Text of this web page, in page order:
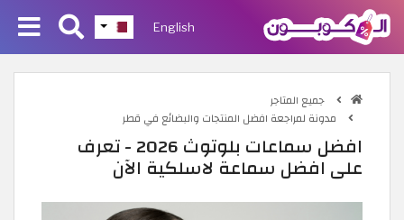
English
جميع المتاجر
مدونة لمراجعة افضل المنتجات والبضائع في قطر
افضل سماعات بلوتوث 2026 - تعرف
على افضل سماعة لاسلكية الآن